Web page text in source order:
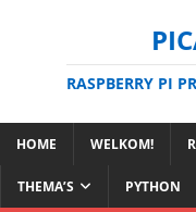
RASPBERRY PI
HOME WELKOM!
THEMA’S PYTHON